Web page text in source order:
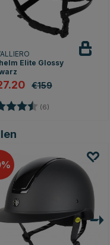
Elite Glossy
€159
(6)